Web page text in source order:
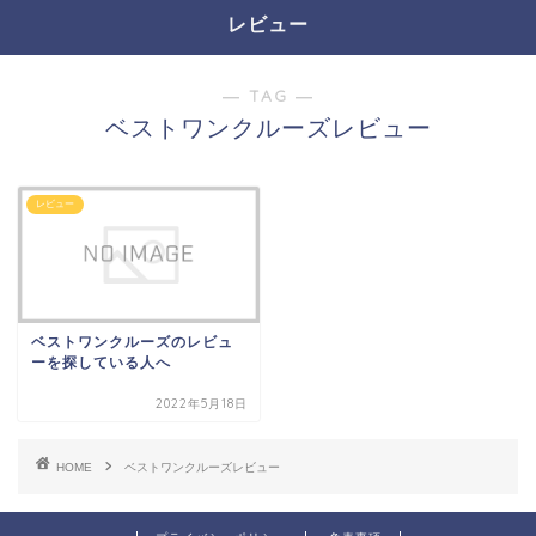
レビュー
― TAG ―
ベストワンクルーズレビュー
レビュー
ベストワンクルーズのレビュ
ーを探している人へ
2022年5月18日
HOME ベストワンクルーズレビュー